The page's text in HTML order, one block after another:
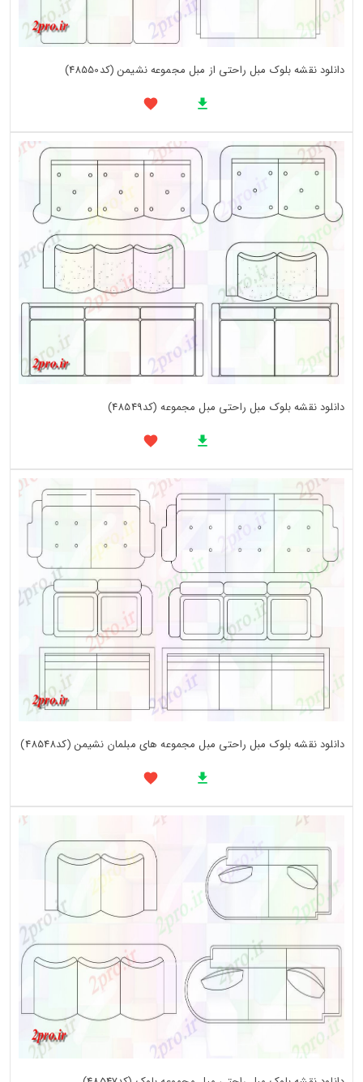
دانلود نقشه بلوک مبل راحتی از مبل مجموعه نشیمن (کد48550)
دانلود نقشه بلوک مبل راحتی مبل مجموعه (کد48549)
دانلود نقشه بلوک مبل راحتی مبل مجموعه های مبلمان نشیمن (کد48548)